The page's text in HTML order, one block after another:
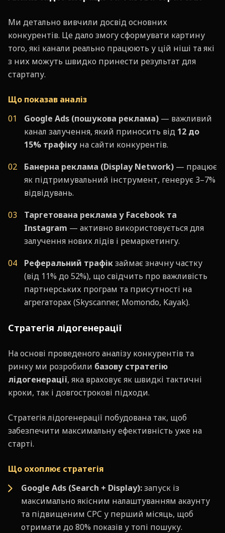
Ми детально вивчили досвід основних
конкурентів. Це дало змогу сформувати картину
того, які канали реально працюють у цій ніші та які
з них можуть швидко принести результат для
стартапу.
Що показав аналіз
Google Ads (пошукова реклама) — важливий
канал залучення, який приносить від 12 до
15% трафіку на сайти конкурентів.
Банерна реклама (Display Network) — працює
як підтримувальний інструмент, генерує 3–7%
відвідувань.
Таргетована реклама у Facebook та
Instagram — активно використовується для
залучення нових лідів і ремаркетингу.
Реферальний трафікзаймає значну частку
(від 11% до 52%), що свідчить про важливість
партнерських програм та присутності на
агрегаторах (Skyscanner, Momondo, Kayak).
Стратегія лідогенерації
На основі проведеного аналізу конкурентів та
ринку ми розробили базову стратегію
лідогенерації, яка враховує як швидкі тактичні
кроки, так і довгострокові підходи.
Стратегія лідогенерації побудована так, щоб
забезпечити максимальну ефективність уже на
старті.
Що охоплює стратегія
Google Ads (Search + Display):запуск із
максимально якісним налаштуванням акаунту
та підвищеним CPC у перший місяць, щоб
отримати до 80% показів у топі пошуку.